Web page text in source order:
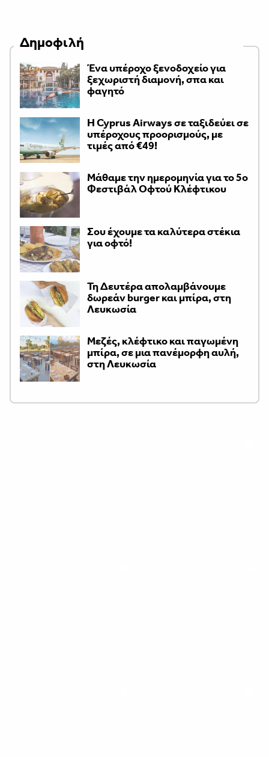
Δημοφιλή
Ένα υπέροχο ξενοδοχείο για
ξεχωριστή διαμονή, σπα και
φαγητό
H Cyprus Airways σε ταξιδεύει σε
υπέροχους προορισμούς, με
τιμές από €49!
Μάθαμε την ημερομηνία για το 5ο
Φεστιβάλ Οφτού Κλέφτικου
Σου έχουμε τα καλύτερα στέκια
για οφτό!
Τη Δευτέρα απολαμβάνουμε
δωρεάν burger και μπίρα, στη
Λευκωσία
Μεζές, κλέφτικο και παγωμένη
μπίρα, σε μια πανέμορφη αυλή,
στη Λευκωσία